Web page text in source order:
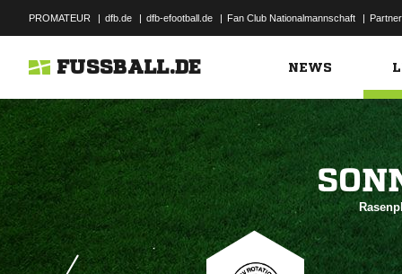
PROMATEUR | dfb.de | dfb-efootball.de | Fan Club Nationalmannschaft | Partner
FUSSBALL.DE NEWS